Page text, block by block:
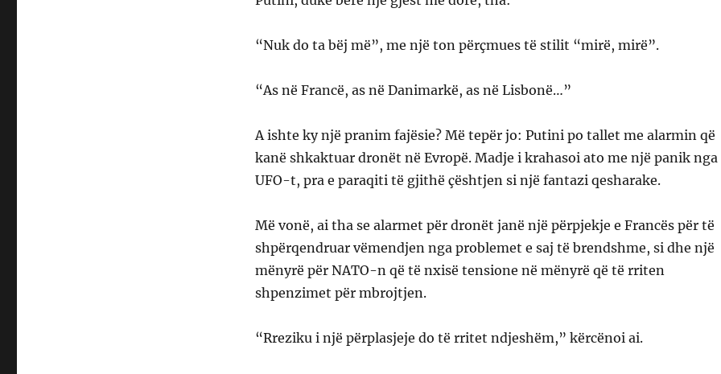
“Nuk do ta bëj më”, me një ton përçmues të stilit “mirë, mirë”.
“As në Francë, as në Danimarkë, as në Lisbonë…”
A ishte ky një pranim fajësie? Më tepër jo: Putini po tallet me alarmin që
kanë shkaktuar dronët në Evropë. Madje i krahasoi ato me një panik nga
UFO-t, pra e paraqiti të gjithë çështjen si një fantazi qesharake.
Më vonë, ai tha se alarmet për dronët janë një përpjekje e Francës për të
shpërqendruar vëmendjen nga problemet e saj të brendshme, si dhe një
mënyrë për NATO-n që të nxisë tensione në mënyrë që të rriten
shpenzimet për mbrojtjen.
“Rreziku i një përplasjeje do të rritet ndjeshëm,” kërcënoi ai.